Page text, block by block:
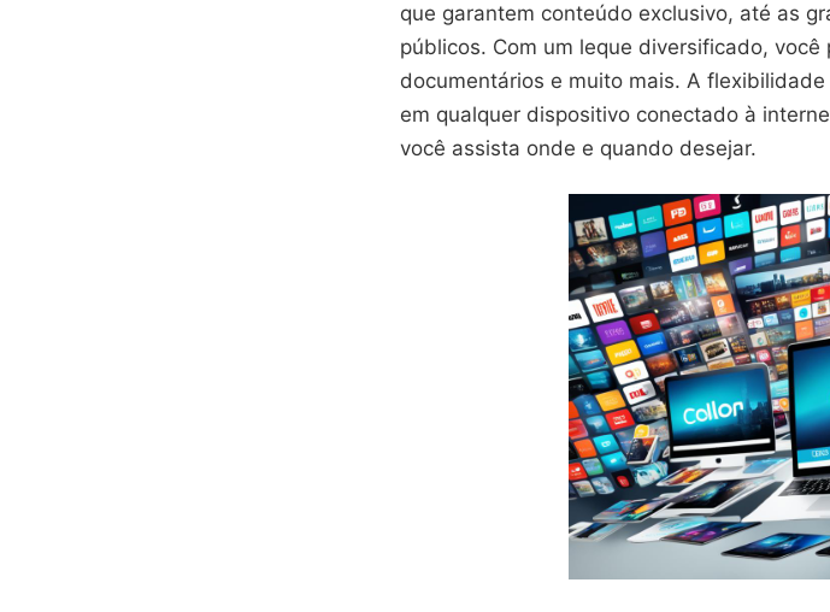
que garantem conteúdo exclusivo, até as
públicos. Com um leque diversificado,
documentários e muito mais. A
em qualquer dispositivo conectado à
você assista onde e quando desejar.